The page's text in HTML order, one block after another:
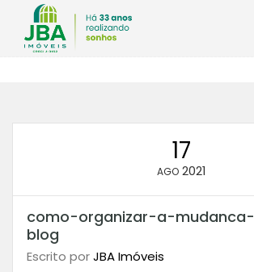
17
AGO 2021
como-organizar-a-mudanca-
blog
Escrito porJBA Imóveis